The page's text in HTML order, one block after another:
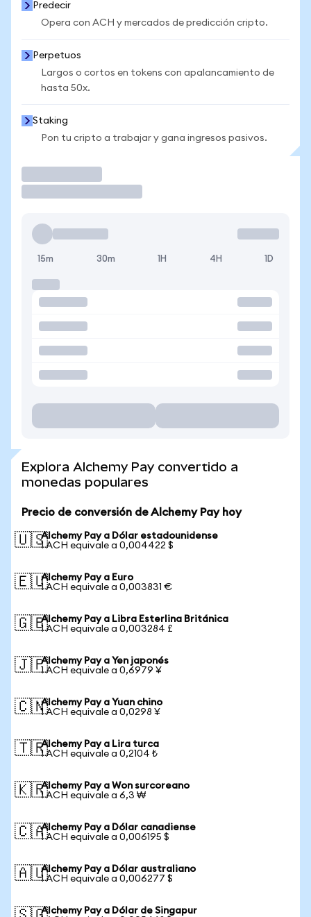
Predecir
Opera con ACH y mercados de predicción cripto.
Perpetuos
Largos o cortos en tokens con apalancamiento de
hasta 50x.
Staking
Pon tu cripto a trabajar y gana ingresos pasivos.
15m 30m 1H 4H 1D
Explora Alchemy Pay convertido a
monedas populares
Precio de conversión de Alchemy Pay hoy
🇺🇸Alchemy Pay a Dólar estadounidense
1 ACH equivale a 0,004422 $
🇪🇺Alchemy Pay a Euro
1 ACH equivale a 0,003831 €
🇬🇧Alchemy Pay a Libra Esterlina Británica
1 ACH equivale a 0,003284 £
🇯🇵Alchemy Pay a Yen japonés
1 ACH equivale a 0,6979 ¥
🇨🇳Alchemy Pay a Yuan chino
1 ACH equivale a 0,0298 ¥
🇹🇷Alchemy Pay a Lira turca
1 ACH equivale a 0,2104 ₺
🇰🇷Alchemy Pay a Won surcoreano
1 ACH equivale a 6,3 ₩
🇨🇦Alchemy Pay a Dólar canadiense
1 ACH equivale a 0,006195 $
🇦🇺Alchemy Pay a Dólar australiano
1 ACH equivale a 0,006277 $
Alchemy Pay a Dólar de Singapur